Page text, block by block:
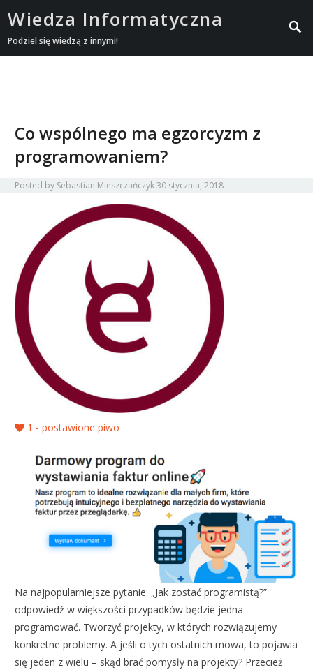
Wiedza Informatyczna
Podziel się wiedzą z innymi!
Co wspólnego ma egzorcyzm z
programowaniem?
Posted by Sebastian Mieszczańczyk30 stycznia, 2018
1 - postawione piwo
Na najpopularniejsze pytanie: „Jak zostać programistą?”
odpowiedź w większości przypadków będzie jedna –
programować. Tworzyć projekty, w których rozwiązujemy
konkretne problemy. A jeśli o tych ostatnich mowa, to pojawia
się jeden z wielu – skąd brać pomysły na projekty? Przecież